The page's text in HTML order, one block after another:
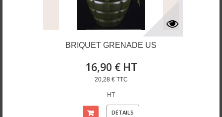
BRIQUET GRENADE US
16,90 € HT
20,28 € TTC
HT
DÉTAILS